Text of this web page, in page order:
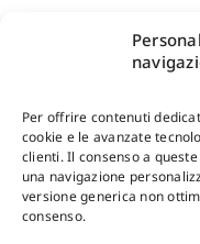
Per offrire contenuti
cookie e le avanzate
clienti. Il consenso a
una navigazione
versione generica non
consenso.
Shop Gangemi Editore